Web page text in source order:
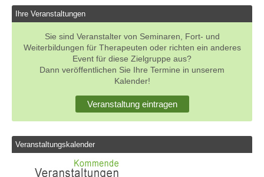
Ihre Veranstaltungen
Sie sind Veranstalter von Seminaren, Fort- und
Weiterbildungen für Therapeuten oder richten ein anderes
Event für diese Zielgruppe aus?
Dann veröffentlichen Sie Ihre Termine in unserem
Kalender!
Veranstaltung eintragen
Veranstaltungskalender